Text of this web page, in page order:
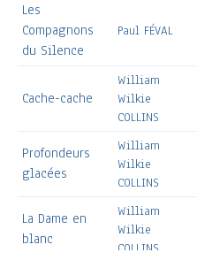
Les
Compagnons
du Silence
Paul FÉVAL
Cache-cache
William
Wilkie
COLLINS
Profondeurs
glacées
William
Wilkie
COLLINS
La Dame en
blanc
William
Wilkie
COLLINS